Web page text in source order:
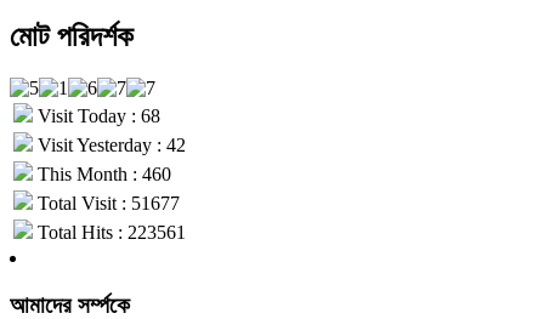
মোট পরিদর্শক
Visit Today : 68
Visit Yesterday : 42
This Month : 460
Total Visit : 51677
Total Hits : 223561
আমাদের সর্ম্পকে